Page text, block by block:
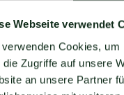
Webseite verwendet
Cookies,
die Zugriffe auf unsere
an unsere Partner